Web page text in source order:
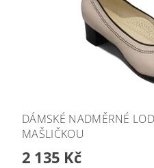
DÁMSKÉ NADMĚRNÉ
MAŠLIČKOU
2 135 Kč